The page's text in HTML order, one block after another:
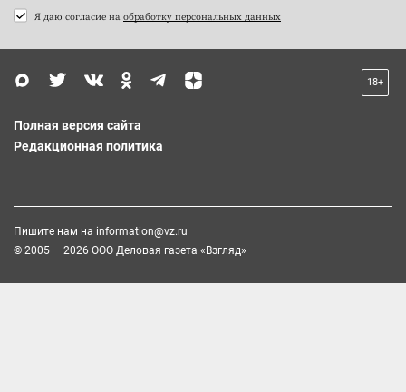
Я даю согласие на обработку персональных данных
18+
Полная версия сайта
Редакционная политика
Пишите нам на information@vz.ru
© 2005 — 2026 ООО Деловая газета «Взгляд»